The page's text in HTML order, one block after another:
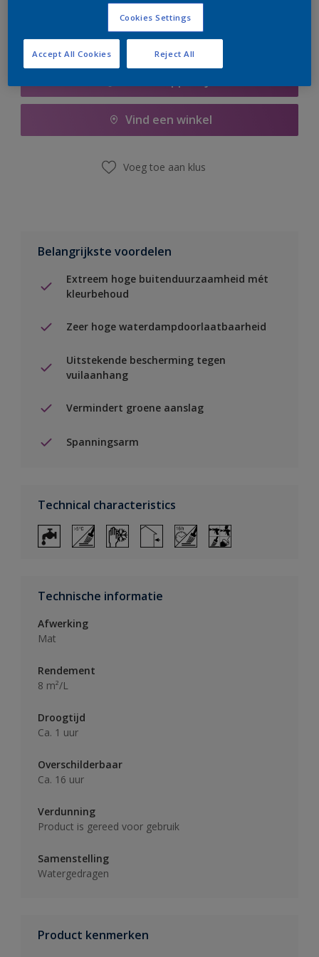
Vind een winkel
Voeg toe aan klus
Belangrijkste voordelen
Extreem hoge buitenduurzaamheid mét
kleurbehoud
Zeer hoge waterdampdoorlaatbaarheid
Uitstekende bescherming tegen
vuilaanhang
Vermindert groene aanslag
Spanningsarm
Technical characteristics
Technische informatie
Afwerking
Mat
Rendement
8 m²/L
Droogtijd
Ca. 1 uur
Overschilderbaar
Ca. 16 uur
Verdunning
Product is gereed voor gebruik
Samenstelling
Watergedragen
Product kenmerken
Cookies Settings
Reject All
Accept All Cookies